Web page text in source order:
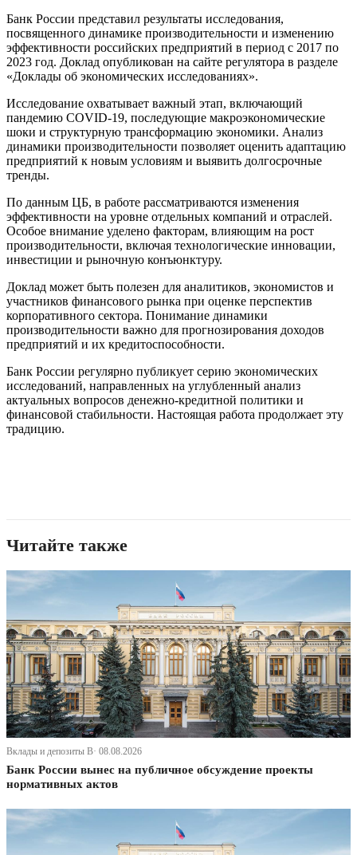
Банк России представил результаты исследования,
посвященного динамике производительности и изменению
эффективности российских предприятий в период с 2017 по
2023 год. Доклад опубликован на сайте регулятора в разделе
«Доклады об экономических исследованиях».
Исследование охватывает важный этап, включающий
пандемию COVID-19, последующие макроэкономические
шоки и структурную трансформацию экономики. Анализ
динамики производительности позволяет оценить адаптацию
предприятий к новым условиям и выявить долгосрочные
тренды.
По данным ЦБ, в работе рассматриваются изменения
эффективности на уровне отдельных компаний и отраслей.
Особое внимание уделено факторам, влияющим на рост
производительности, включая технологические инновации,
инвестиции и рыночную конъюнктуру.
Доклад может быть полезен для аналитиков, экономистов и
участников финансового рынка при оценке перспектив
корпоративного сектора. Понимание динамики
производительности важно для прогнозирования доходов
предприятий и их кредитоспособности.
Банк России регулярно публикует серию экономических
исследований, направленных на углубленный анализ
актуальных вопросов денежно-кредитной политики и
финансовой стабильности. Настоящая работа продолжает эту
традицию.
Читайте также
Вклады и депозиты В· 08.08.2026
Банк России вынес на публичное обсуждение проекты
нормативных актов